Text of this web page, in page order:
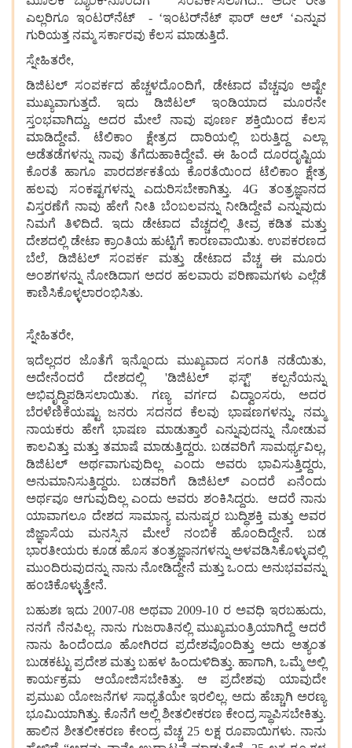
ಎಲ್ಲರಿಗೂ ಇಂಟರ್‌ನೆಟ್‌ - ‘ಇಂಟರ್‌ನೆಟ್‌ ಫಾರ್ ಆಲ್ ‘ಎನ್ನುವ
ಗುರಿಯತ್ತ ನಮ್ಮ ಸರ್ಕಾರವು ಕೆಲಸ ಮಾಡುತ್ತಿದೆ.
ಸ್ನೇಹಿತರೇ,
ಡಿಜಿಟಲ್ ಸಂಪರ್ಕದ ಹೆಚ್ಚಳದೊಂದಿಗೆ, ಡೇಟಾದ ವೆಚ್ಚವೂ ಅಷ್ಟೇ
ಮುಖ್ಯವಾಗುತ್ತದೆ. ಇದು ಡಿಜಿಟಲ್ ಇಂಡಿಯಾದ ಮೂರನೇ
ಸ್ತಂಭವಾಗಿದ್ದು, ಅದರ ಮೇಲೆ ನಾವು ಪೂರ್ಣ ಶಕ್ತಿಯಿಂದ ಕೆಲಸ
ಮಾಡಿದ್ದೇವೆ. ಟೆಲಿಕಾಂ ಕ್ಷೇತ್ರದ ದಾರಿಯಲ್ಲಿ ಬರುತ್ತಿದ್ದ ಎಲ್ಲಾ
ಅಡೆತಡೆಗಳನ್ನು ನಾವು ತೆಗೆದುಹಾಕಿದ್ದೇವೆ. ಈ ಹಿಂದೆ ದೂರದೃಷ್ಟಿಯ
ಕೊರತೆ ಹಾಗೂ ಪಾರದರ್ಶಕತೆಯ ಕೊರತೆಯಿಂದ ಟೆಲಿಕಾಂ ಕ್ಷೇತ್ರ
ಹಲವು ಸಂಕಷ್ಟಗಳನ್ನು ಎದುರಿಸಬೇಕಾಗಿತ್ತು. 4G ತಂತ್ರಜ್ಞಾನದ
ವಿಸ್ತರಣೆಗೆ ನಾವು ಹೇಗೆ ನೀತಿ ಬೆಂಬಲವನ್ನು ನೀಡಿದ್ದೇವೆ ಎನ್ನುವುದು
ನಿಮಗೆ ತಿಳಿದಿದೆ. ಇದು ಡೇಟಾದ ವೆಚ್ಚದಲ್ಲಿ ತೀವ್ರ ಕಡಿತ ಮತ್ತು
ದೇಶದಲ್ಲಿ ಡೇಟಾ ಕ್ರಾಂತಿಯ ಹುಟ್ಟಿಗೆ ಕಾರಣವಾಯಿತು. ಉಪಕರಣದ
ಬೆಲೆ, ಡಿಜಿಟಲ್ ಸಂಪರ್ಕ ಮತ್ತು ಡೇಟಾದ ವೆಚ್ಚ ಈ ಮೂರು
ಅಂಶಗಳನ್ನು ನೋಡಿದಾಗ ಅದರ ಹಲವಾರು ಪರಿಣಾಮಗಳು ಎಲ್ಲೆಡೆ
ಕಾಣಿಸಿಕೊಳ್ಳಲಾರಂಭಿಸಿತು.
ಸ್ನೇಹಿತರೇ,
ಇದೆಲ್ಲದರ ಜೊತೆಗೆ ಇನ್ನೊಂದು ಮುಖ್ಯವಾದ ಸಂಗತಿ ನಡೆಯಿತು,
ಅದೇನೆಂದರೆ ದೇಶದಲ್ಲಿ 'ಡಿಜಿಟಲ್ ಫಸ್ಟ್' ಕಲ್ಪನೆಯನ್ನು
ಅಭಿವೃದ್ಧಿಪಡಿಸಲಾಯಿತು. ಗಣ್ಯ ವರ್ಗದ ವಿದ್ವಾಂಸರು, ಅದರ
ಬೆರಳೆಣಿಕೆಯಷ್ಟು ಜನರು ಸದನದ ಕೆಲವು ಭಾಷಣಗಳನ್ನು, ನಮ್ಮ
ನಾಯಕರು ಹೇಗೆ ಭಾಷಣ ಮಾಡುತ್ತಾರೆ ಎನ್ನುವುದನ್ನು ನೋಡುವ
ಕಾಲವಿತ್ತು ಮತ್ತು ತಮಾಷೆ ಮಾಡುತ್ತಿದ್ದರು. ಬಡವರಿಗೆ ಸಾಮರ್ಥ್ಯವಿಲ್ಲ,
ಡಿಜಿಟಲ್ ಅರ್ಥವಾಗುವುದಿಲ್ಲ ಎಂದು ಅವರು ಭಾವಿಸುತ್ತಿದ್ದರು,
ಅನುಮಾನಿಸುತ್ತಿದ್ದರು. ಬಡವರಿಗೆ ಡಿಜಿಟಲ್ ಎಂದರೆ ಏನೆಂದು
ಅರ್ಥವೂ ಆಗುವುದಿಲ್ಲ ಎಂದು ಅವರು ಶಂಕಿಸಿದ್ದರು. ಆದರೆ ನಾನು
ಯಾವಾಗಲೂ ದೇಶದ ಸಾಮಾನ್ಯ ಮನುಷ್ಯರ ಬುದ್ಧಿಶಕ್ತಿ ಮತ್ತು ಅವರ
ಜಿಜ್ಞಾಸೆಯ ಮನಸ್ಸಿನ ಮೇಲೆ ನಂಬಿಕೆ ಹೊಂದಿದ್ದೇನೆ. ಬಡ
ಭಾರತೀಯರು ಕೂಡ ಹೊಸ ತಂತ್ರಜ್ಞಾನಗಳನ್ನು ಅಳವಡಿಸಿಕೊಳ್ಳುವಲ್ಲಿ
ಮುಂದಿರುವುದನ್ನು ನಾನು ನೋಡಿದ್ದೇನೆ ಮತ್ತು ಒಂದು ಅನುಭವವನ್ನು
ಹಂಚಿಕೊಳ್ಳುತ್ತೇನೆ.
ಬಹುಶಃ ಇದು 2007-08 ಅಥವಾ 2009-10 ರ ಅವಧಿ ಇರಬಹುದು,
ನನಗೆ ನೆನಪಿಲ್ಲ. ನಾನು ಗುಜರಾತಿನಲ್ಲಿ ಮುಖ್ಯಮಂತ್ರಿಯಾಗಿದ್ದೆ ಆದರೆ
ನಾನು ಹಿಂದೆಂದೂ ಹೋಗಿರದ ಪ್ರದೇಶವೊಂದಿತ್ತು ಅದು ಅತ್ಯಂತ
ಬುಡಕಟ್ಟು ಪ್ರದೇಶ ಮತ್ತು ಬಹಳ ಹಿಂದುಳಿದಿತ್ತು. ಹಾಗಾಗಿ, ಒಮ್ಮೆ ಅಲ್ಲಿ
ಕಾರ್ಯಕ್ರಮ ಆಯೋಜಿಸಬೇಕಿತ್ತು. ಆ ಪ್ರದೇಶವು ಯಾವುದೇ
ಪ್ರಮುಖ ಯೋಜನೆಗಳ ಸಾಧ್ಯತೆಯೇ ಇರಲಿಲ್ಲ. ಅದು ಹೆಚ್ಚಾಗಿ ಅರಣ್ಯ
ಭೂಮಿಯಾಗಿತ್ತು. ಕೊನೆಗೆ ಅಲ್ಲಿ ಶೀತಲೀಕರಣ ಕೇಂದ್ರ ಸ್ಥಾಪಿಸಬೇಕಿತ್ತು.
ಹಾಲಿನ ಶೀತಲೀಕರಣ ಕೇಂದ್ರ ವೆಚ್ಚ 25 ಲಕ್ಷ ರೂಪಾಯಿಗಳು. ನಾನು